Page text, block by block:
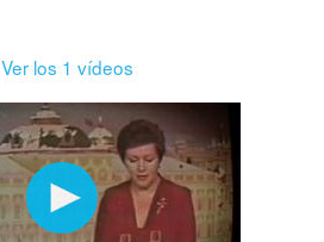
Ver los 1 vídeos